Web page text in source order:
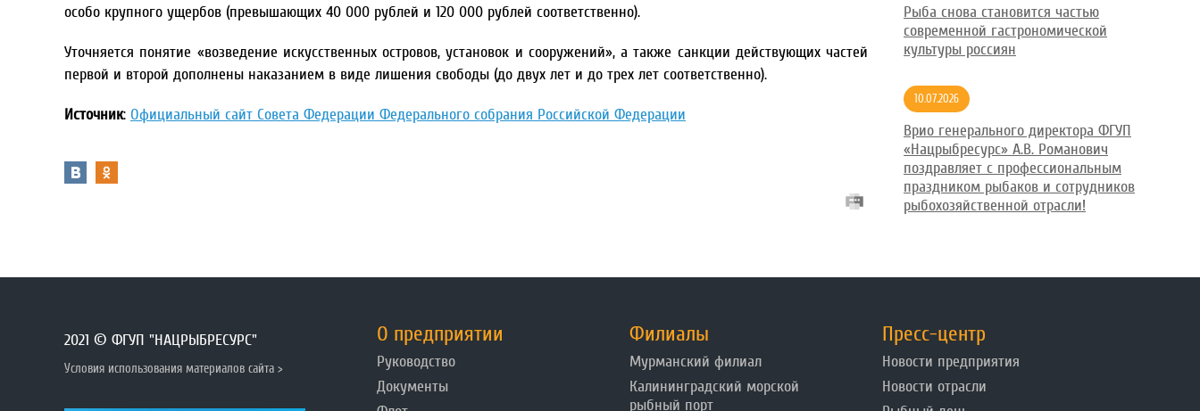
особо крупного ущербов (превышающих 40 000 рублей и 120 000 рублей соответственно).
Уточняется понятие «возведение искусственных островов, установок и сооружений», а также санкции действующих частей
первой и второй дополнены наказанием в виде лишения свободы (до двух лет и до трех лет соответственно).
Источник: Официальный сайт Совета Федерации Федерального собрания Российской Федерации
Рыба снова становится частью
современной гастрономической
культуры россиян
10.07.2026
Врио генерального директора ФГУП
«Нацрыбресурс» А.В. Романович
поздравляет с профессиональным
праздником рыбаков и сотрудников
рыбохозяйственной отрасли!
2021 © ФГУП "НАЦРЫБРЕСУРС"
Условия использования материалов сайта >
О предприятии
Руководство
Документы
Филиалы
Мурманский филиал
Калининградский морской
рыбный порт
Пресс-центр
Новости предприятия
Новости отрасли